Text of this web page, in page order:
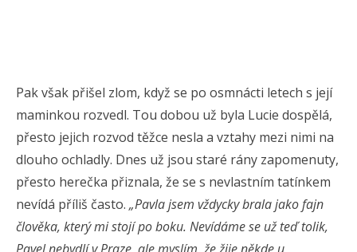
Pak však přišel zlom, když se po osmnácti letech s její
maminkou rozvedl. Tou dobou už byla Lucie dospělá,
přesto jejich rozvod těžce nesla a vztahy mezi nimi na
dlouho ochladly. Dnes už jsou staré rány zapomenuty,
přesto herečka přiznala, že se s nevlastním tatínkem
nevídá příliš často. „Pavla jsem vždycky brala jako fajn
člověka, který mi stojí po boku. Nevídáme se už teď tolik,
Pavel nebydlí v Praze, ale myslím, že žije někde u